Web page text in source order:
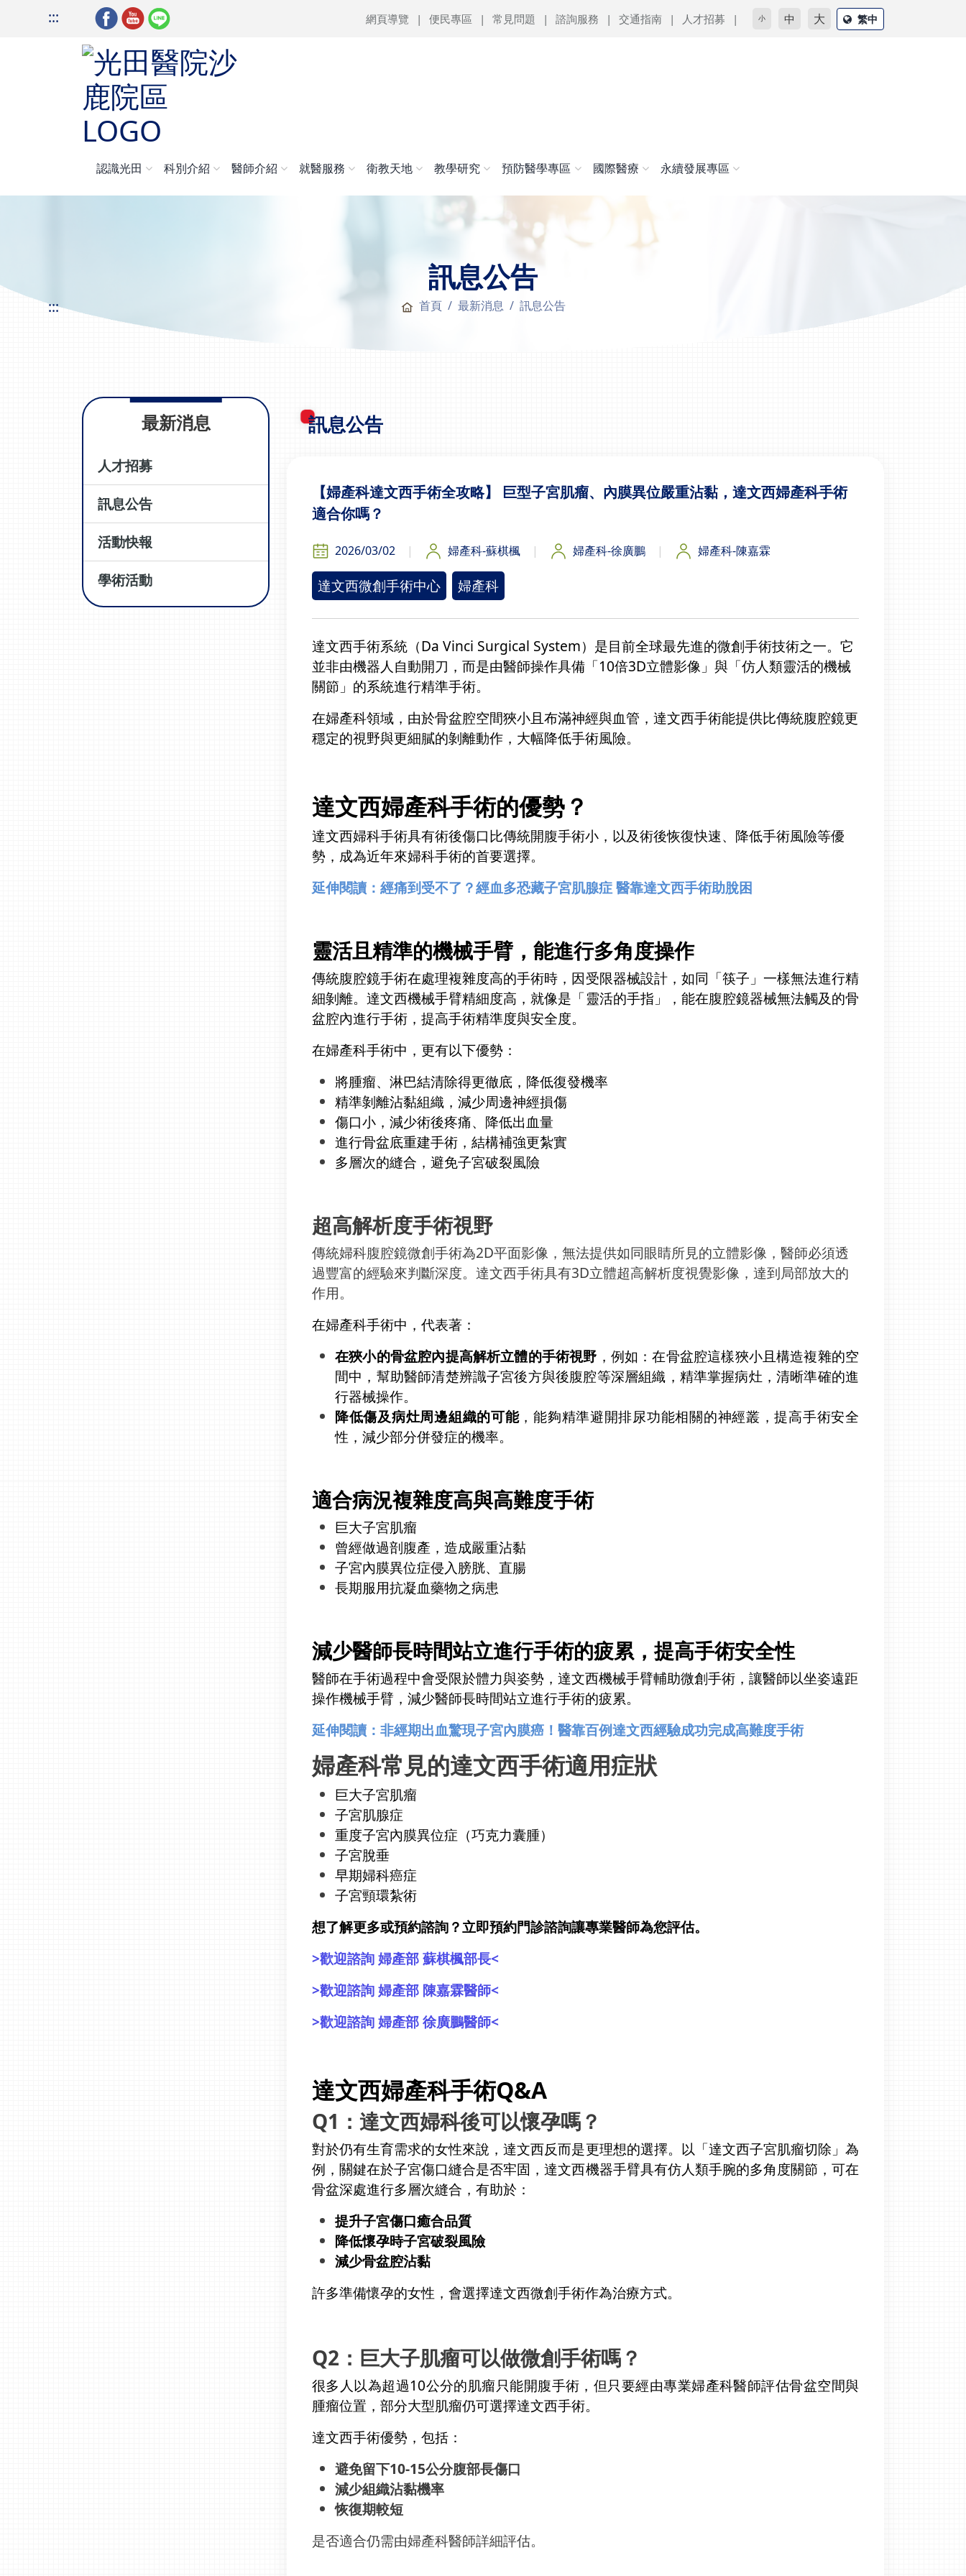
::: 網頁導覽 便民專區 常見問題 諮詢服務 交通指南 人才招募 小 中 大 繁中
認識光田 科別介紹 醫師介紹 就醫服務 衛教天地 教學研究 預防醫學專區 國際醫療 永續發展專區
訊息公告
::: 首頁 最新消息 訊息公告
最新消息
人才招募
訊息公告
活動快報
學術活動
訊息公告
【婦產科達文西手術全攻略】 巨型子宮肌瘤、內膜異位嚴重沾黏，達文西婦產科手術
適合你嗎？
2026/03/02 婦產科-蘇棋楓 婦產科-徐廣鵬 婦產科-陳嘉霖
達文西微創手術中心 婦產科
達文西手術系統（Da Vinci Surgical System）是目前全球最先進的微創手術技術之一。它
並非由機器人自動開刀，而是由醫師操作具備「10倍3D立體影像」與「仿人類靈活的機械
關節」的系統進行精準手術。
在婦產科領域，由於骨盆腔空間狹小且布滿神經與血管，達文西手術能提供比傳統腹腔鏡更
穩定的視野與更細膩的剝離動作，大幅降低手術風險。
達文西婦產科手術的優勢？
達文西婦科手術具有術後傷口比傳統開腹手術小，以及術後恢復快速、降低手術風險等優
勢，成為近年來婦科手術的首要選擇。
延伸閱讀：經痛到受不了？經血多恐藏子宮肌腺症 醫靠達文西手術助脫困
靈活且精準的機械手臂，能進行多角度操作
傳統腹腔鏡手術在處理複雜度高的手術時，因受限器械設計，如同「筷子」一樣無法進行精
細剝離。達文西機械手臂精細度高，就像是「靈活的手指」，能在腹腔鏡器械無法觸及的骨
盆腔內進行手術，提高手術精準度與安全度。
在婦產科手術中，更有以下優勢：
將腫瘤、淋巴結清除得更徹底，降低復發機率
精準剝離沾黏組織，減少周邊神經損傷
傷口小，減少術後疼痛、降低出血量
進行骨盆底重建手術，結構補強更紮實
多層次的縫合，避免子宮破裂風險
超高解析度手術視野
傳統婦科腹腔鏡微創手術為2D平面影像，無法提供如同眼睛所見的立體影像，醫師必須透
過豐富的經驗來判斷深度。達文西手術具有3D立體超高解析度視覺影像，達到局部放大的
作用。
在婦產科手術中，代表著：
在狹小的骨盆腔內提高解析立體的手術視野 ，例如：在骨盆腔這樣狹小且構造複雜的空
間中，幫助醫師清楚辨識子宮後方與後腹腔等深層組織，精準掌握病灶，清晰準確的進
行器械操作。
降低傷及病灶周邊組織的可能，能夠精準避開排尿功能相關的神經叢，提高手術安全
性，減少部分併發症的機率。
適合病況複雜度高與高難度手術
巨大子宮肌瘤
曾經做過剖腹產，造成嚴重沾黏
子宮內膜異位症侵入膀胱、直腸
長期服用抗凝血藥物之病患
減少醫師長時間站立進行手術的疲累，提高手術安全性
醫師在手術過程中會受限於體力與姿勢，達文西機械手臂輔助微創手術，讓醫師以坐姿遠距
操作機械手臂，減少醫師長時間站立進行手術的疲累。
延伸閱讀：非經期出血驚現子宮內膜癌！醫靠百例達文西經驗成功完成高難度手術
婦產科常見的達文西手術適用症狀
巨大子宮肌瘤
子宮肌腺症
重度子宮內膜異位症（巧克力囊腫）
子宮脫垂
早期婦科癌症
子宮頸環紮術
想了解更多或預約諮詢？立即預約門診諮詢讓專業醫師為您評估。
>歡迎諮詢 婦產部 蘇棋楓部長<
>歡迎諮詢 婦產部 陳嘉霖醫師<
>歡迎諮詢 婦產部 徐廣鵬醫師<
達文西婦產科手術Q&A
Q1：達文西婦科後可以懷孕嗎？
對於仍有生育需求的女性來說，達文西反而是更理想的選擇。以「達文西子宮肌瘤切除」為
例，關鍵在於子宮傷口縫合是否牢固，達文西機器手臂具有仿人類手腕的多角度關節，可在
骨盆深處進行多層次縫合，有助於：
提升子宮傷口癒合品質
降低懷孕時子宮破裂風險
減少骨盆腔沾黏
許多準備懷孕的女性，會選擇達文西微創手術作為治療方式。
Q2：巨大子肌瘤可以做微創手術嗎？
很多人以為超過10公分的肌瘤只能開腹手術，但只要經由專業婦產科醫師評估骨盆空間與
腫瘤位置，部分大型肌瘤仍可選擇達文西手術。
達文西手術優勢，包括：
避免留下10-15公分腹部長傷口
減少組織沾黏機率
恢復期較短
是否適合仍需由婦產科醫師詳細評估。